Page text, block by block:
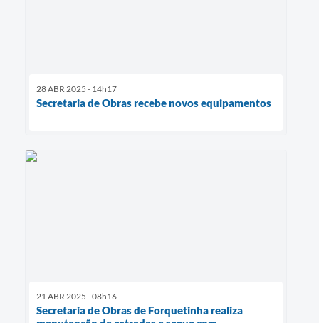
28 ABR 2025 - 14h17
Secretaria de Obras recebe novos equipamentos
21 ABR 2025 - 08h16
Secretaria de Obras de Forquetinha realiza